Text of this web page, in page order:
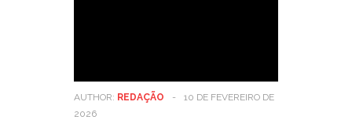
AUTHOR: REDAÇÃO -
10 DE FEVEREIRO DE
2026